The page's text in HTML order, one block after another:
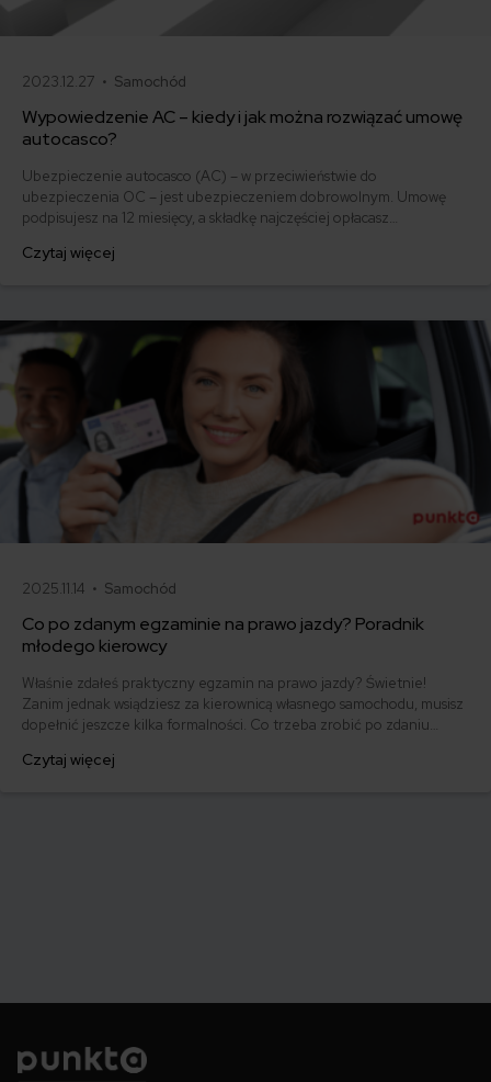
2023.12.27 • Samochód
Wypowiedzenie AC – kiedy i jak można rozwiązać umowę
autocasco?
Ubezpieczenie autocasco (AC) – w przeciwieństwie do
ubezpieczenia OC – jest ubezpieczeniem dobrowolnym. Umowę
podpisujesz na 12 miesięcy, a składkę najczęściej opłacasz
ofertę lub zdecydowałeś się sprzedać samochód w trakcie trwania
Czytaj więcej
2025.11.14 • Samochód
Co po zdanym egzaminie na prawo jazdy? Poradnik
młodego kierowcy
Właśnie zdałeś praktyczny egzamin na prawo jazdy? Świetnie!
Zanim jednak wsiądziesz za kierownicą własnego samochodu, musisz
dopełnić jeszcze kilka formalności. Co trzeba zrobić po zdaniu
którym szybko załatwisz sprawy urzędowe i będziesz mógł prowadzić
Czytaj więcej